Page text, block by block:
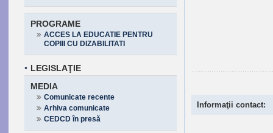
PROGRAME
ACCES LA EDUCATIE PENTRU
COPIII CU DIZABILITATI
LEGISLAŢIE
MEDIA
Comunicate recente
Arhiva comunicate
CEDCD în presă
Informaţii contact: